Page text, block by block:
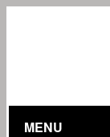
MENU